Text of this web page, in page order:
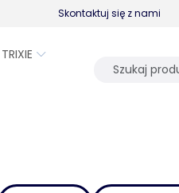
Skontaktuj się z nami